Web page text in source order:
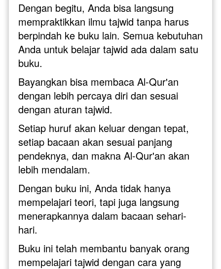
Dengan begitu, Anda bisa langsung
mempraktikkan ilmu tajwid tanpa harus
berpindah ke buku lain. Semua kebutuhan
Anda untuk belajar tajwid ada dalam satu
buku.
Bayangkan bisa membaca Al-Qur'an
dengan lebih percaya diri dan sesuai
dengan aturan tajwid.
Setiap huruf akan keluar dengan tepat,
setiap bacaan akan sesuai panjang
pendeknya, dan makna Al-Qur'an akan
lebih mendalam.
Dengan buku ini, Anda tidak hanya
mempelajari teori, tapi juga langsung
menerapkannya dalam bacaan sehari-
hari.
Buku ini telah membantu banyak orang
mempelajari tajwid dengan cara yang